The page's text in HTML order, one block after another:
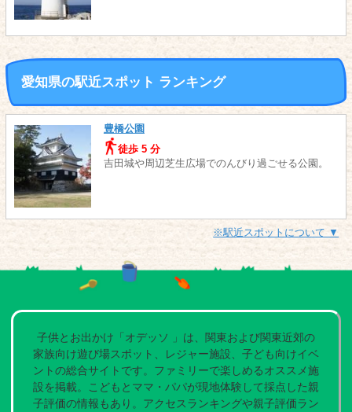
愛知県の駅近スポット ランキング
豊橋公園
徒歩 5 分
吉田城や周辺芝生広場でのんびり過ごせる公園。
※駅近スポットについて ▼
子供とお出かけ「オデッソ 」は、関東および関東近郊の
家族向け遊び場スポット、レジャー施設、子ども向けイベ
ントの総合サイトです。ファミリーで楽しめるオススメ施
設を掲載。こどもとママ・パパが現地体験して採点した親
子評価の情報もあり。アクセスランキングや親子評価ラン